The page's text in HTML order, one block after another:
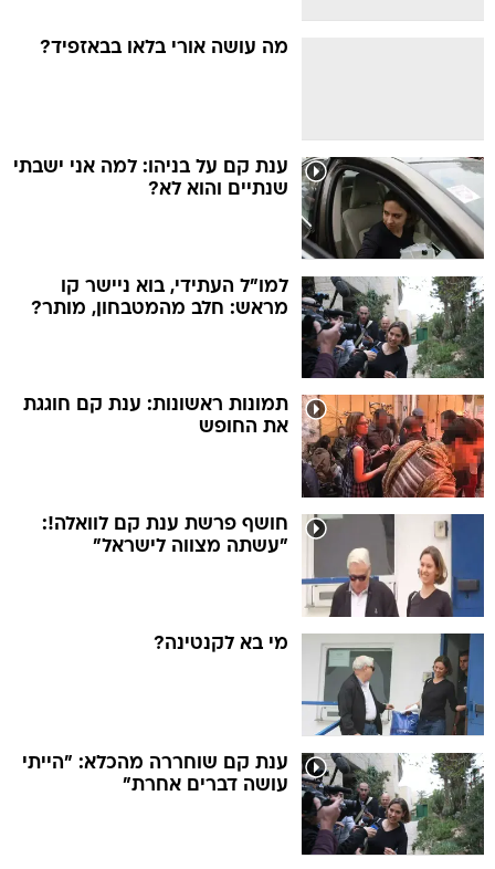
מה עושה אורי בלאו בבאזפיד?
ענת קם על בניהו: למה אני ישבתי
שנתיים והוא לא?
למו"ל העתידי, בוא ניישר קו
מראש: חלב מהמטבחון, מותר?
תמונות ראשונות: ענת קם חוגגת
את החופש
חושף פרשת ענת קם לוואלה!:
"עשתה מצווה לישראל"
מי בא לקנטינה?
ענת קם שוחררה מהכלא: "הייתי
עושה דברים אחרת"